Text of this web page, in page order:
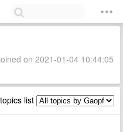
on 2021-01-04 10:44:05
list